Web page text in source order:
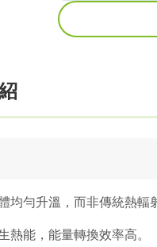
勻升溫，而非傳統熱輻
能，能量轉換效率高。